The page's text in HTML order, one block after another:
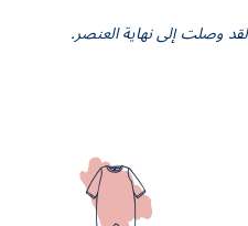
لقد وصلت إلى نهاية العنصر.